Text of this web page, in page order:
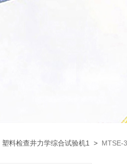
塑料检查井力学综合试验机1 > MTSE-